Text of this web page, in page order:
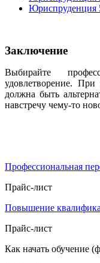
Юриспруденция
Заключение
Выбирайте
удовлетворение.
должна быть
навстречу чему-то
Профессиональная
Прайс-лист
Повышение
Прайс-лист
Как начать обучение